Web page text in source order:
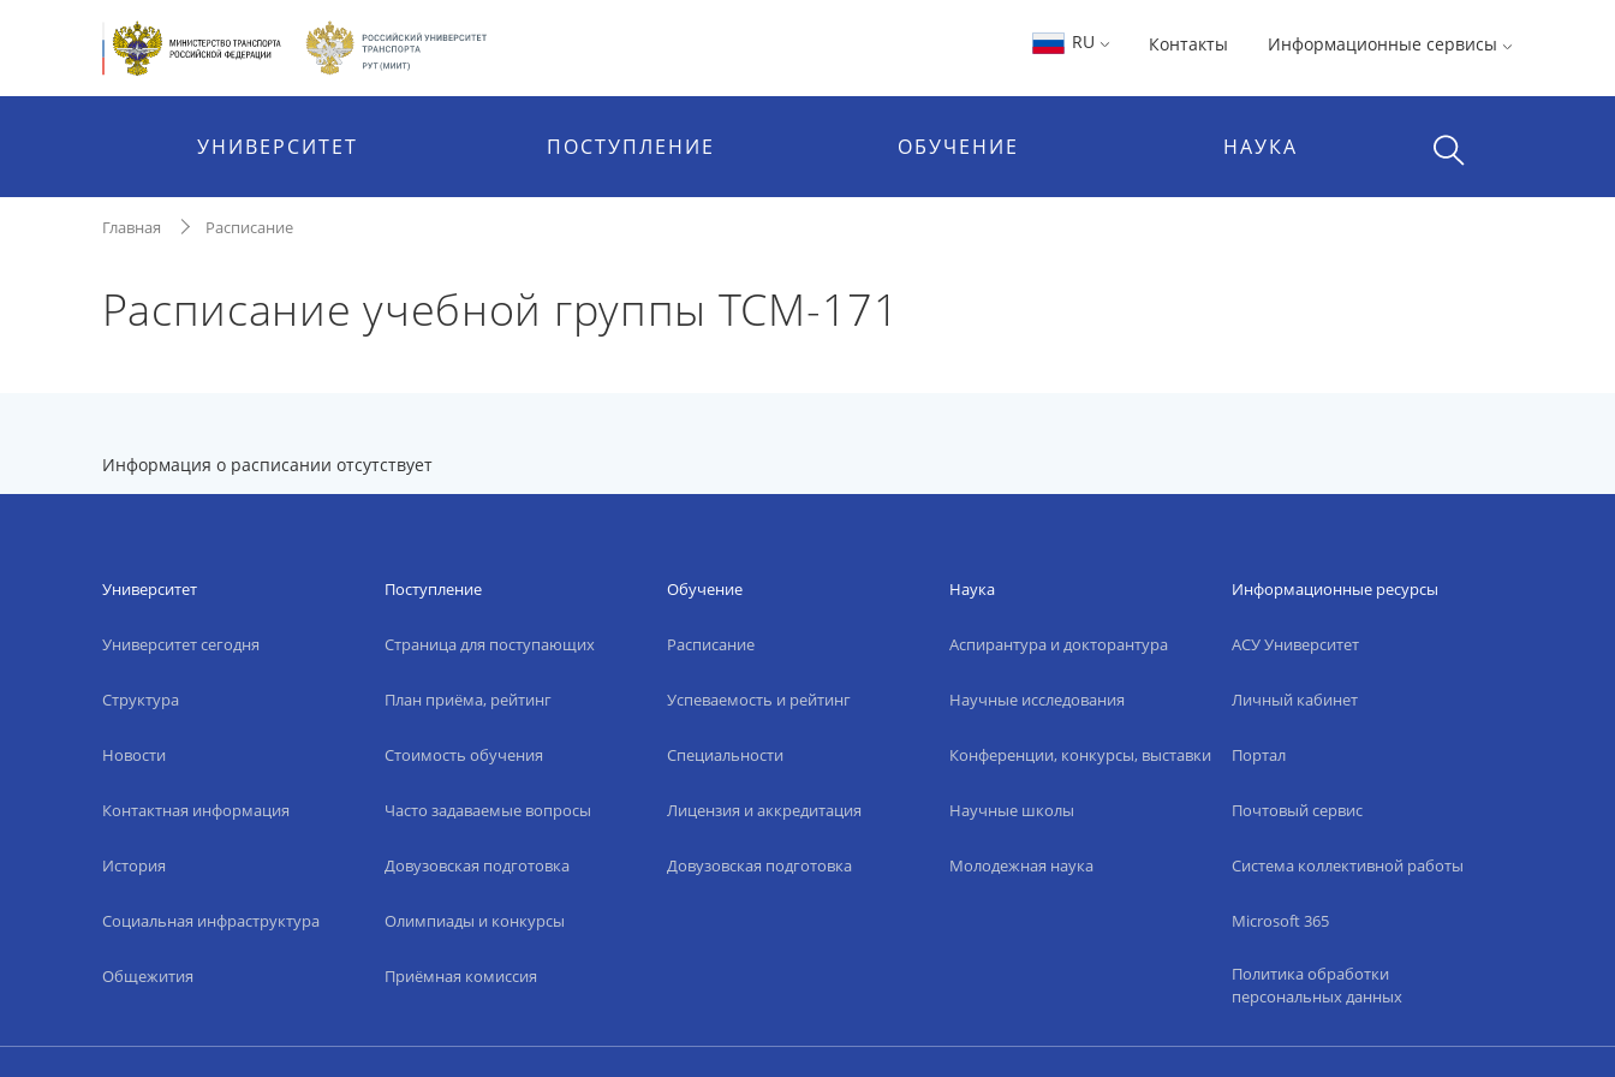
RU Контакты Информационные сервисы
УНИВЕРСИТЕТ ПОСТУПЛЕНИЕ ОБУЧЕНИЕ НАУКА
Главная Расписание
Расписание учебной группы ТСМ-171
Информация о расписании отсутствует
Университет
Университет сегодня
Структура
Новости
Контактная информация
История
Социальная инфраструктура
Общежития
Поступление
Страница для поступающих
План приёма, рейтинг
Стоимость обучения
Часто задаваемые вопросы
Довузовская подготовка
Олимпиады и конкурсы
Приёмная комиссия
Обучение
Расписание
Успеваемость и рейтинг
Специальности
Лицензия и аккредитация
Довузовская подготовка
Наука
Аспирантура и докторантура
Научные исследования
Конференции, конкурсы, выставки
Научные школы
Молодежная наука
Информационные ресурсы
АСУ Университет
Личный кабинет
Портал
Почтовый сервис
Система коллективной работы
Microsoft 365
Политика обработки
персональных данных